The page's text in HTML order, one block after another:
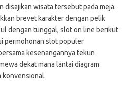
disajikan wisata tersebut pada meja.
brevet karakter dengan pelik
dengan tunggal, slot on line berikut
permohonan slot populer
kesenangannya tekun
dekat mana lantai diagram
konvensional.